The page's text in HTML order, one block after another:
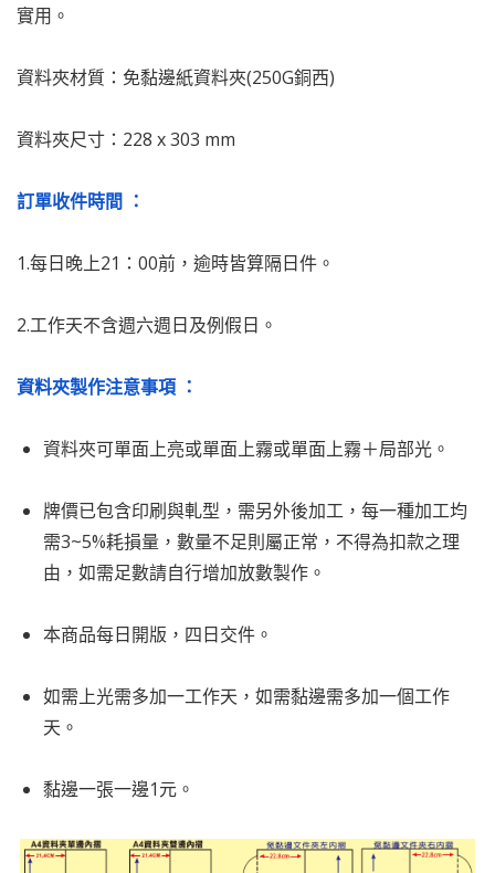
實用。
資料夾材質：免黏邊紙資料夾(250G銅西)
資料夾尺寸：228 x 303 mm
訂單收件時間 ：
1.每日晚上21：00前，逾時皆算隔日件。
2.工作天不含週六週日及例假日。
資料夾製作注意事項 ：
資料夾可單面上亮或單面上霧或單面上霧＋局部光。
牌價已包含印刷與軋型，需另外後加工，每一種加工均
需3~5%耗損量，數量不足則屬正常，不得為扣款之理
由，如需足數請自行增加放數製作。
本商品每日開版，四日交件。
如需上光需多加一工作天，如需黏邊需多加一個工作
天。
黏邊一張一邊1元。